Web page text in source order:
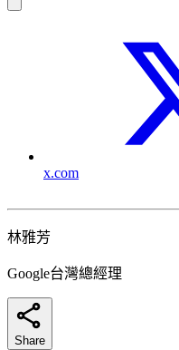
x.com
林雅芳
Google台灣總經理
Share